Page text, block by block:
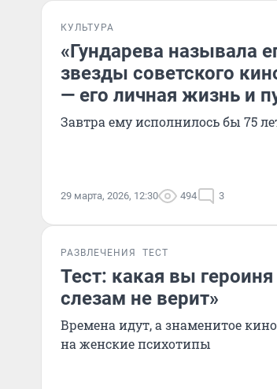
КУЛЬТУРА
«Гундарева называла
звезды советского
— его личная жизнь и
Завтра ему исполнилось бы 75
29 марта, 2026, 12:30 494 3
РАЗВЛЕЧЕНИЯ ТЕСТ
Тест: какая вы
слезам не верит»
Времена идут, а знаменитое
на женские психотипы